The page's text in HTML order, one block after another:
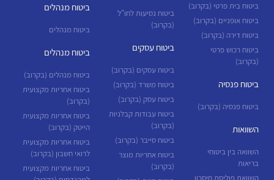
ביטוח בית פרטי (בקרוב)
ביטוח אופניים (בקרוב)
ביטוח דירה (בקרוב)
ביטוח רכוש פרטי
(בקרוב)
ביטוח פנסיה
ביטוח פנסיה (בקרוב)
השוואות
השוואה בין ביטוחי
בריאות
ביטוח נסיעות לחו"ל
(בקרוב)
ביטוח עסקים
ביטוח עסקים (בקרוב)
ביטוח משרד (בקרוב)
ביטוח עסק (בקרוב)
ביטוח עבודות קבלניות
(בקרוב)
ביטוח סייבר (בקרוב)
ביטוח אחריות מוצר
(בקרוב)
ביטוח מנהלים
ביטוח מנהלים
ביטוח מנהלים
ביטוח מנהלים (בקרוב)
ביטוח אחריות מקצועית
(בקרוב)
ביטוח אחריות מקצועית
הייטק (בקרוב)
ביטוח אחריות מקצועית
לרואי חשבון (בקרוב)
ביטוח אחריות מקצועית